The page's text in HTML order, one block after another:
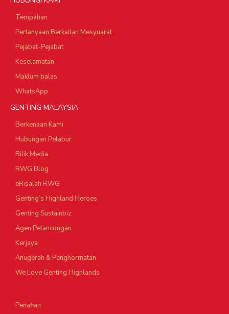
Tempahan
Pertanyaan Berkaitan Mesyuarat
Pejabat-Pejabat
Keselamatan
Maklum balas
WhatsApp
GENTING MALAYSIA
Berkenaan Kami
Hubungan Pelabur
Bilik Media
RWG Blog
eRisalah RWG
Genting’s Highland Heroes
Genting Sustainbiz
Agen Pelancongan
Kerjaya
Anugerah & Penghormatan
We Love Genting Highlands
Penafian